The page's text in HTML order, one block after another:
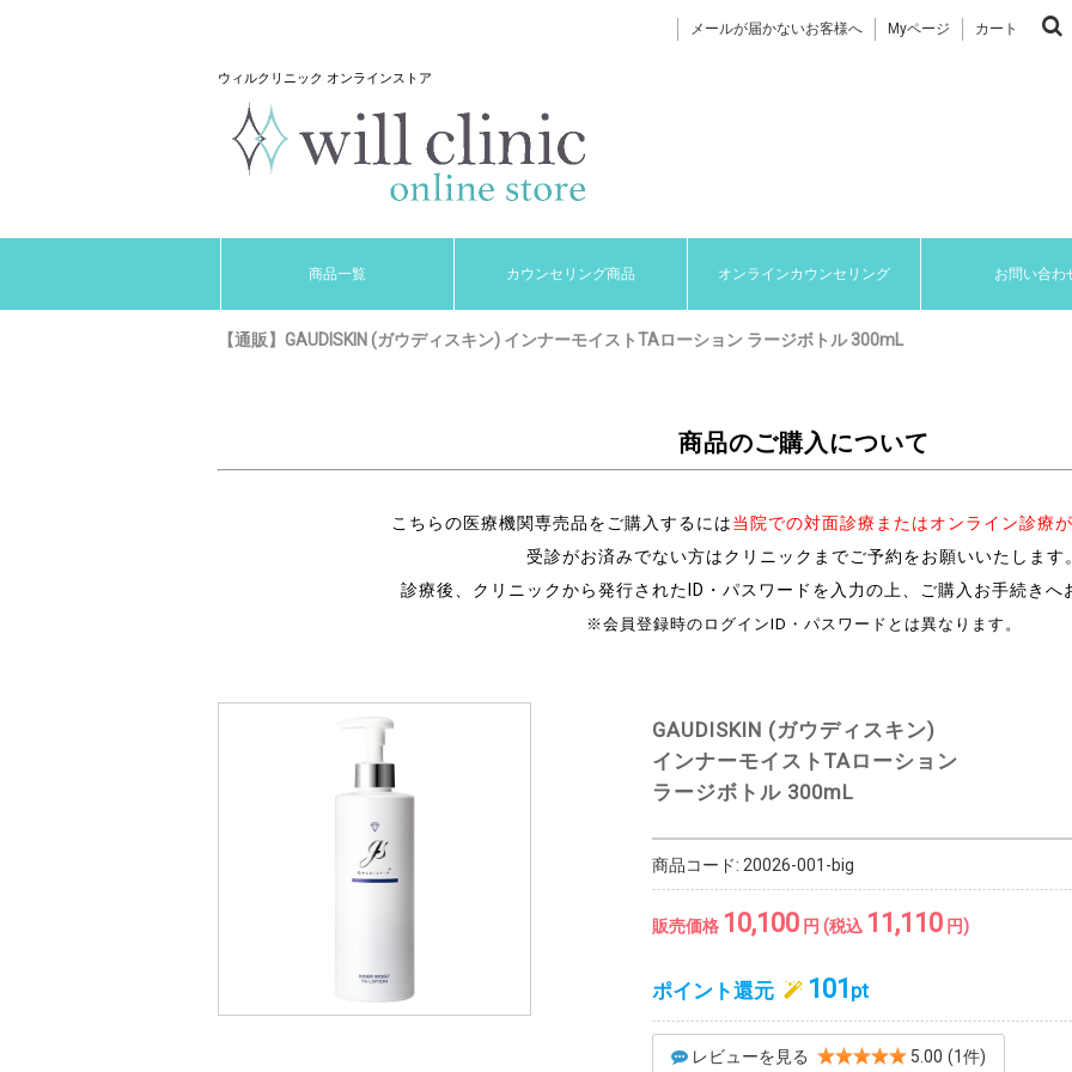
メールが届かないお客様へ Myページ カート
ウィルクリニック オンラインストア
商品一覧 カウンセリング商品 オンラインカウンセリング お問い合わ
【通販】GAUDISKIN (ガウディスキン) インナーモイストTAローション ラージボトル 300mL
商品のご購入について
こちらの医療機関専売品をご購入するには当院での対面診療またはオンライン診療
受診がお済みでない方はクリニックまでご予約をお願いいたします。
診療後、クリニックから発行されたID・パスワードを入力の上、ご購入お手続きへ
※会員登録時のログインID・パスワードとは異なります。
GAUDISKIN (ガウディスキン)
インナーモイストTAローション
ラージボトル 300mL
商品コード: 20026-001-big
販売価格 10,100円 (税込 11,110円)
ポイント還元 101 pt
レビューを見る 5.00 (1件)